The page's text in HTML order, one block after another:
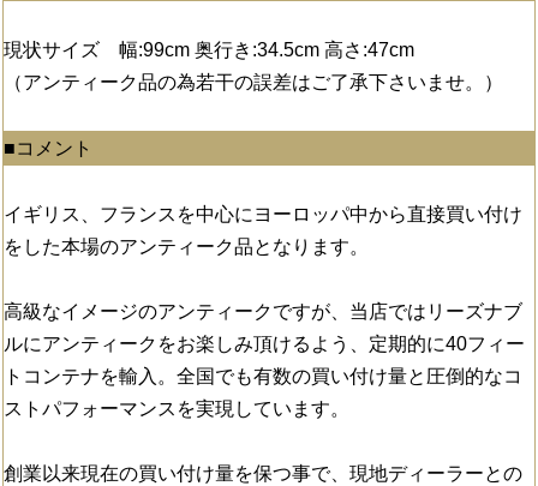
現状サイズ 幅:99cm 奥行き:34.5cm 高さ:47cm
（アンティーク品の為若干の誤差はご了承下さいませ。）
■コメント
イギリス、フランスを中心にヨーロッパ中から直接買い付け
をした本場のアンティーク品となります。
高級なイメージのアンティークですが、当店ではリーズナブ
ルにアンティークをお楽しみ頂けるよう、定期的に40フィー
トコンテナを輸入。全国でも有数の買い付け量と圧倒的なコ
ストパフォーマンスを実現しています。
創業以来現在の買い付け量を保つ事で、現地ディーラーとの